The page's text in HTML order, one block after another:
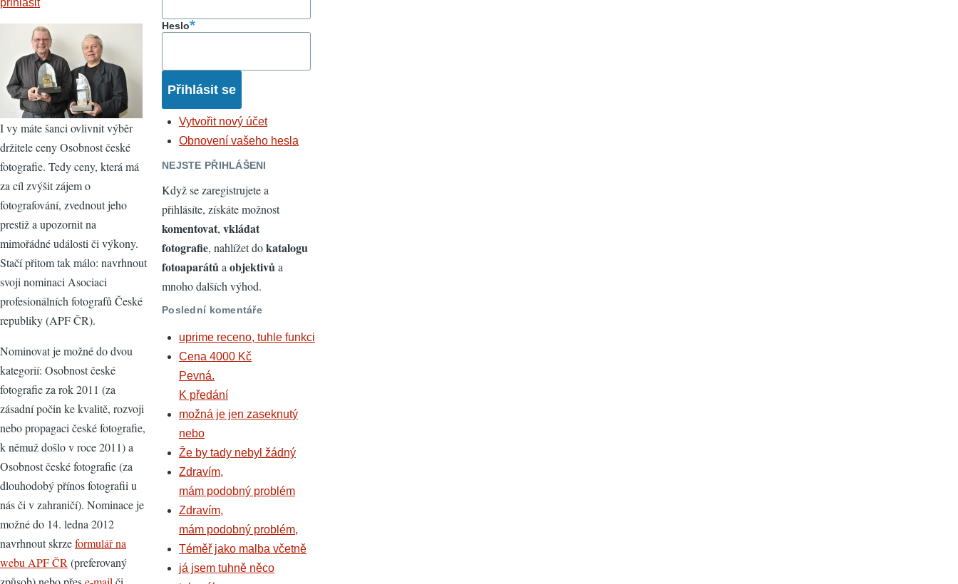
I vy máte šanci ovlivnit výběr
držitele ceny Osobnost české
fotografie. Tedy ceny, která má
za cíl zvýšit zájem o
fotografování, zvednout jeho
prestiž a upozornit na
mimořádné události či výkony.
Stačí přitom tak málo: navrhnout
svoji nominaci Asociaci
profesionálních fotografů České
republiky (APF ČR).
Nominovat je možné do dvou
kategorií: Osobnost české
fotografie za rok 2011 (za
zásadní počin ke kvalitě, rozvoji
nebo propagaci české fotografie,
k němuž došlo v roce 2011) a
Osobnost české fotografie (za
dlouhodobý přínos fotografii u
nás či v zahraničí). Nominace je
možné do 14. ledna 2012
navrhnout skrzeformulář na
webu APF ČR (preferovaný
Heslo
Vytvořit nový účet
Obnovení vašeho hesla
NEJSTE PŘIHLÁŠENI
Když se zaregistrujete a
přihlásíte, získáte možnost
komentovat, vkládat
fotografie, nahlížet dokatalogu
fotoaparátůa objektivůa
mnoho dalších výhod.
Poslední komentáře
uprime receno, tuhle funkci
Cena 4000 Kč
Pevná.
K předání
možná je jen zaseknutý
nebo
Že by tady nebyl žádný
Zdravím,
mám podobný problém
Zdravím,
mám podobný problém,
Téměř jako malba včetně
já jsem tuhně něco